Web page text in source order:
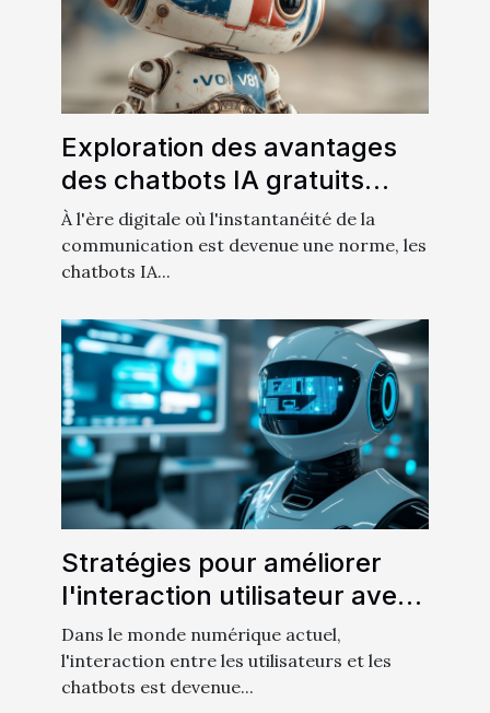
Exploration des avantages
des chatbots IA gratuits
pour les utilisateurs
francophones
À l'ère digitale où l'instantanéité de la
communication est devenue une norme, les
chatbots IA...
Stratégies pour améliorer
l'interaction utilisateur avec
un chatbot en 5 minutes
Dans le monde numérique actuel,
l'interaction entre les utilisateurs et les
chatbots est devenue...